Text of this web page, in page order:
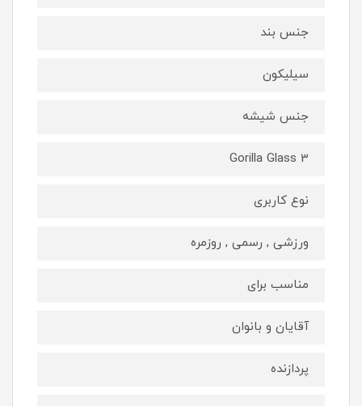
جنس بند
سیلیکون
جنس شیشه
Gorilla Glass 3
نوع کاربری
ورزشی , رسمی , روزمره
مناسب برای
آقایان و بانوان
پردازنده